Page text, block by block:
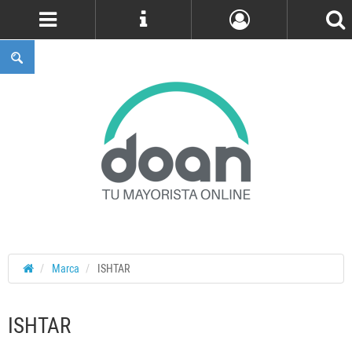
Marca ISHTAR
ISHTAR